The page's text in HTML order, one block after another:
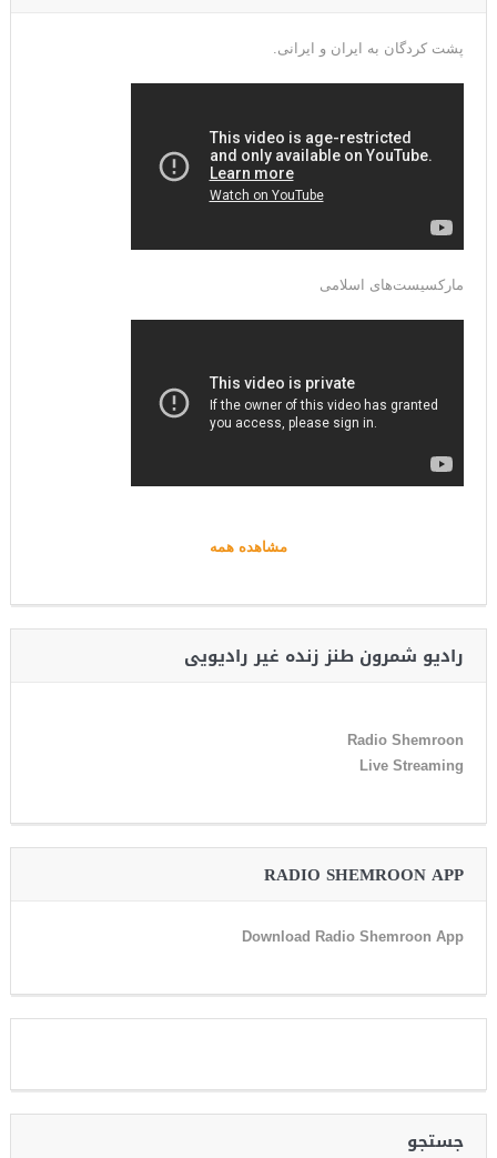
پشت کردگان به ایران و ایرانی.
مارکسیست‌های اسلامی
مشاهده همه
رادیو شمرون طنز زنده غیر رادیویی
Radio Shemroon
Live Streaming
RADIO SHEMROON APP
Download Radio Shemroon App
جستجو